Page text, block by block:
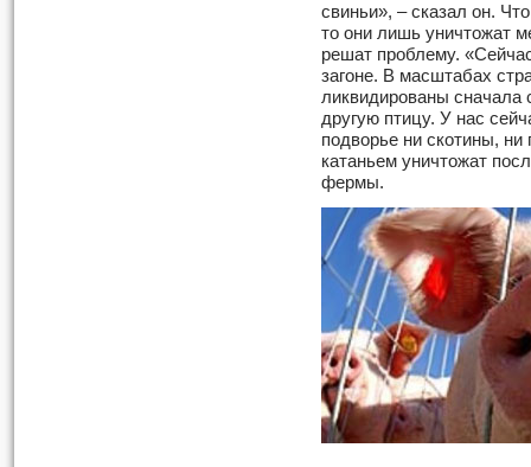
свиньи», – сказал он.
то они лишь уничтожат
решат проблему.
загоне. В масштабах
ликвидированы сначала
другую птицу. У нас
подворье ни скотины,
катаньем уничтожат
фермы.